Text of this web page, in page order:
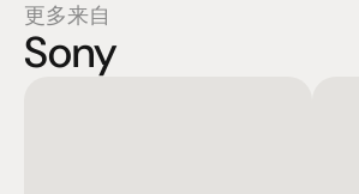
更多来自
Sony